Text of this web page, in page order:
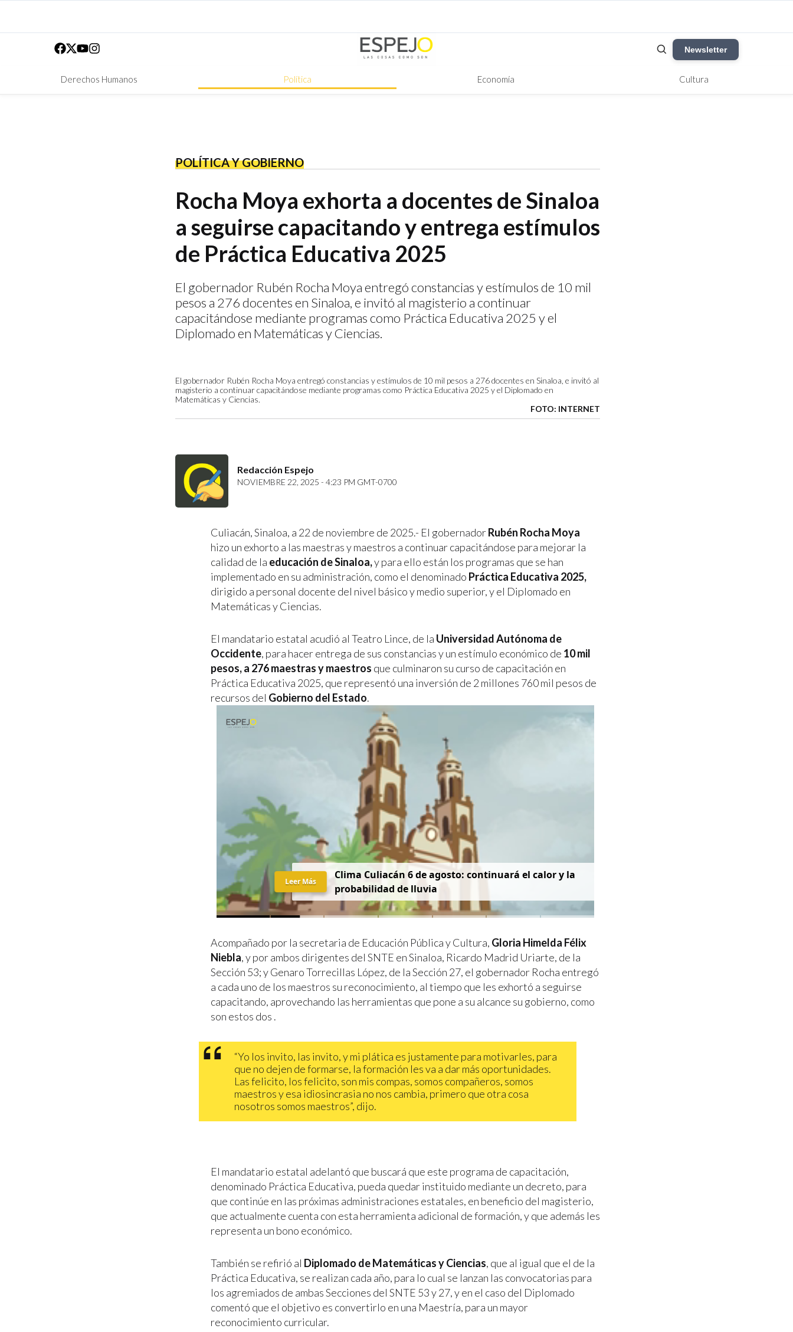
Newsletter
Derechos Humanos Política Economía Cultura
POLÍTICA Y GOBIERNO
Rocha Moya exhorta a docentes de Sinaloa
a seguirse capacitando y entrega estímulos
de Práctica Educativa 2025
El gobernador Rubén Rocha Moya entregó constancias y estímulos de 10 mil
pesos a 276 docentes en Sinaloa, e invitó al magisterio a continuar
capacitándose mediante programas como Práctica Educativa 2025 y el
Diplomado en Matemáticas y Ciencias.
El gobernador Rubén Rocha Moya entregó constancias y estímulos de 10 mil pesos a 276 docentes en Sinaloa, e invitó al
magisterio a continuar capacitándose mediante programas como Práctica Educativa 2025 y el Diplomado en
Matemáticas y Ciencias.
FOTO: INTERNET
Redacción Espejo
NOVIEMBRE 22, 2025 - 4:23 PM GMT-0700
Culiacán, Sinaloa, a 22 de noviembre de 2025.- El gobernadorRubén Rocha Moya
hizo un exhorto a las maestras y maestros a continuar capacitándose para mejorar la
calidad de la educación de Sinaloa,y para ello están los programas que se han
implementado en su administración, como el denominado Práctica Educativa 2025,
dirigido a personal docente del nivel básico y medio superior, y el Diplomado en
Matemáticas y Ciencias.
El mandatario estatal acudió al Teatro Lince, de la Universidad Autónoma de
Occidente, para hacer entrega de sus constancias y un estímulo económico de 10 mil
pesos, a 276 maestras y maestros que culminaron su curso de capacitación en
Práctica Educativa 2025, que representó una inversión de 2 millones 760 mil pesos de
recursos del Gobierno del Estado.
Clima Culiacán 6 de agosto: continuará el calor y la
probabilidad de lluvia
Leer Más
Acompañado por la secretaria de Educación Pública y Cultura, Gloria Himelda Félix
Niebla, y por ambos dirigentes del SNTE en Sinaloa, Ricardo Madrid Uriarte, de la
Sección 53; y Genaro Torrecillas López, de la Sección 27, el gobernador Rocha entregó
a cada uno de los maestros su reconocimiento, al tiempo que les exhortó a seguirse
capacitando, aprovechando las herramientas que pone a su alcance su gobierno, como
son estos dos .
“Yo los invito, las invito, y mi plática es justamente para motivarles, para
que no dejen de formarse, la formación les va a dar más oportunidades.
Las felicito, los felicito, son mis compas, somos compañeros, somos
maestros y esa idiosincrasia no nos cambia, primero que otra cosa
nosotros somos maestros”, dijo.
El mandatario estatal adelantó que buscará que este programa de capacitación,
denominado Práctica Educativa, pueda quedar instituido mediante un decreto, para
que continúe en las próximas administraciones estatales, en beneficio del magisterio,
que actualmente cuenta con esta herramienta adicional de formación, y que además les
representa un bono económico.
También se refirió al Diplomado de Matemáticas y Ciencias, que al igual que el de la
Práctica Educativa, se realizan cada año, para lo cual se lanzan las convocatorias para
los agremiados de ambas Secciones del SNTE 53 y 27, y en el caso del Diplomado
comentó que el objetivo es convertirlo en una Maestría, para un mayor
reconocimiento curricular.